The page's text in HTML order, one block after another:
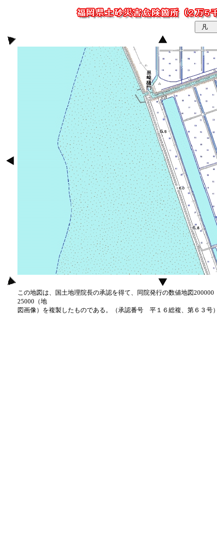
この地図は、国土地理院長の承認を得て、同院発行の数値地図
25000（地
図画像）を複製したものである。（承認番号 平１６総複、第６３号